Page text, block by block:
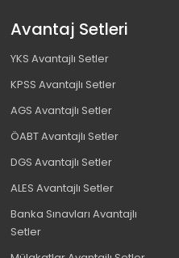
Avantaj Setleri
YKS Avantajlı Setler
KPSS Avantajlı Setler
AGS Avantajlı Setler
ÖABT Avantajlı Setler
DGS Avantajlı Setler
ALES Avantajlı Setler
Banka Sınavları Avantajlı
Setler